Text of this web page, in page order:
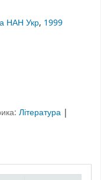
НАН Укр, 1999
Література |